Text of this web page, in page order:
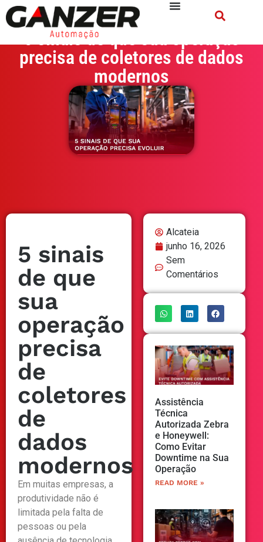
5 sinais de que sua operação
precisa de coletores de dados
modernos
5 sinais
de que
sua
operação
precisa
de
coletores
de
dados
modernos
Em muitas empresas, a
produtividade não é
limitada pela falta de
pessoas ou pela
Alcateia
junho 16, 2026
Sem
Comentários
Assistência
Técnica
Autorizada Zebra
e Honeywell:
Como Evitar
Downtime na Sua
Operação
READ MORE »